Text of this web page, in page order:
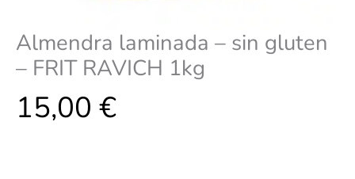
Almendra laminada – sin gluten
– FRIT RAVICH 1kg
15,00 €